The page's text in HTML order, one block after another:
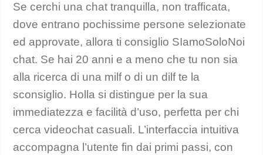
Se cerchi una chat tranquilla, non trafficata,
dove entrano pochissime persone selezionate
ed approvate, allora ti consiglio SIamoSoloNoi
chat. Se hai 20 anni e a meno che tu non sia
alla ricerca di una milf o di un dilf te la
sconsiglio. Holla si distingue per la sua
immediatezza e facilità d’uso, perfetta per chi
cerca videochat casuali. L’interfaccia intuitiva
accompagna l’utente fin dai primi passi, con